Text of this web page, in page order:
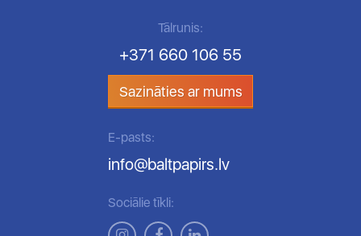
Tālrunis:
+371 660 106 55
Sazināties ar mums
E-pasts:
info@baltpapirs.lv
Sociālie tīkli: